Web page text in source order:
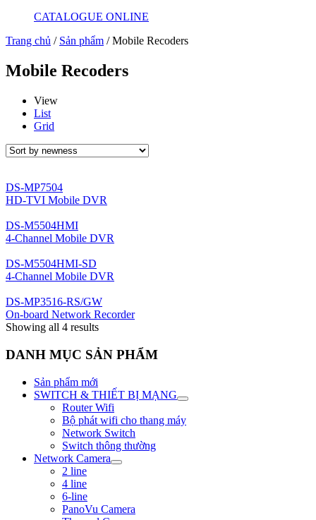
CATALOGUE ONLINE
Trang chủ / Sản phẩm / Mobile Recoders
Mobile Recoders
View
List
Grid
DS-MP7504
HD-TVI Mobile DVR
DS-M5504HMI
4-Channel Mobile DVR
DS-M5504HMI-SD
4-Channel Mobile DVR
DS-MP3516-RS/GW
On-board Network Recorder
Showing all 4 results
DANH MỤC SẢN PHẨM
Sản phẩm mới
SWITCH & THIẾT BỊ MẠNG
Router Wifi
Bộ phát wifi cho thang máy
Network Switch
Switch thông thường
Network Camera
2 line
4 line
6-line
PanoVu Camera